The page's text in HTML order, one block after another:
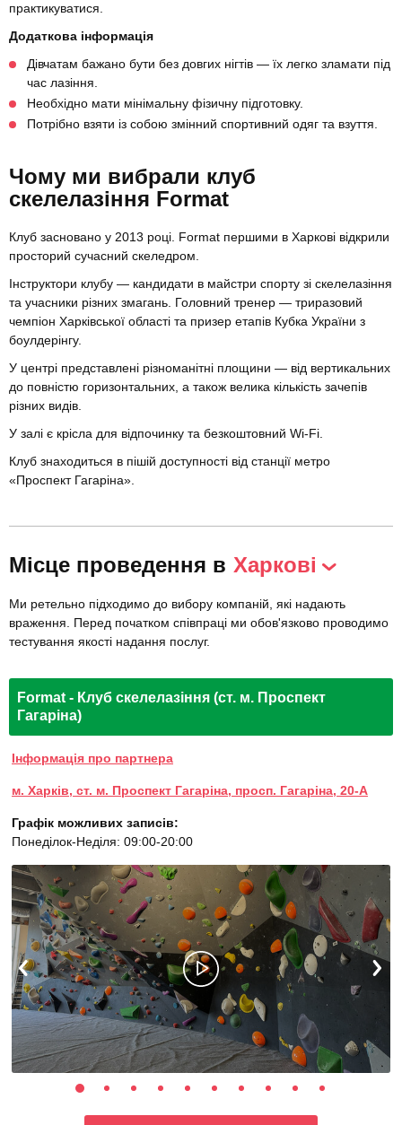
практикуватися.
Додаткова інформація
Дівчатам бажано бути без довгих нігтів — їх легко зламати під
час лазіння.
Необхідно мати мінімальну фізичну підготовку.
Потрібно взяти із собою змінний спортивний одяг та взуття.
Чому ми вибрали клуб
скелелазіння Format
Клуб засновано у 2013 році. Format першими в Харкові відкрили
просторий сучасний скеледром.
Інструктори клубу — кандидати в майстри спорту зі скелелазіння
та учасники різних змагань. Головний тренер — триразовий
чемпіон Харківської області та призер етапів Кубка України з
боулдерінгу.
У центрі представлені різноманітні площини — від вертикальних
до повністю горизонтальних, а також велика кількість зачепів
різних видів.
У залі є крісла для відпочинку та безкоштовний Wi-Fi.
Клуб знаходиться в пішій доступності від станції метро
«Проспект Гагаріна».
Місце проведення в Харкові
Ми ретельно підходимо до вибору компаній, які надають
враження. Перед початком співпраці ми обов'язково проводимо
тестування якості надання послуг.
Format - Клуб скелелазіння (ст. м. Проспект
Гагаріна)
Інформація про партнера
м. Харків, ст. м. Проспект Гагаріна, просп. Гагаріна, 20-А
Графік можливих записів:
Понеділок-Неділя: 09:00-20:00